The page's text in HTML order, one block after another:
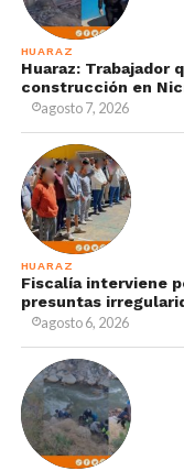
HUARAZ
Huaraz: Trabajador
construcción en
agosto 7, 2026
HUARAZ
Fiscalía interviene
presuntas
agosto 6, 2026